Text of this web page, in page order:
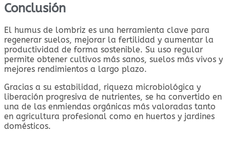
Conclusión
El humus de lombriz es una herramienta clave para
regenerar suelos, mejorar la fertilidad y aumentar la
productividad de forma sostenible. Su uso regular
permite obtener cultivos más sanos, suelos más vivos y
mejores rendimientos a largo plazo.
Gracias a su estabilidad, riqueza microbiológica y
liberación progresiva de nutrientes, se ha convertido en
una de las enmiendas orgánicas más valoradas tanto
en agricultura profesional como en huertos y jardines
domésticos.